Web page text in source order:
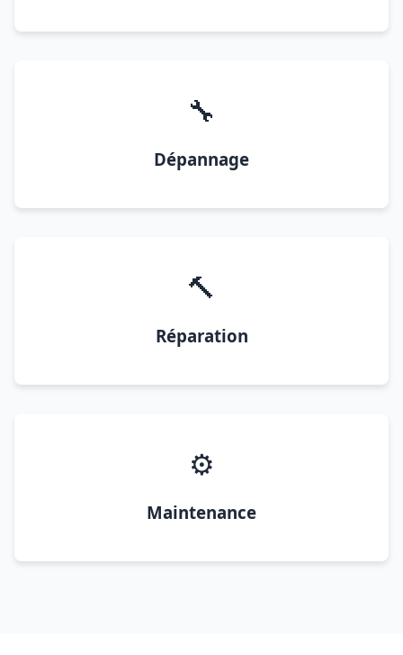
🔧
Dépannage
🔨
Réparation
⚙️
Maintenance